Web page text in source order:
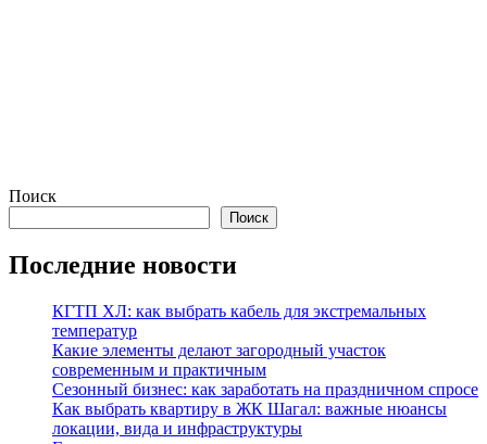
Поиск
Поиск
Последние новости
КГТП ХЛ: как выбрать кабель для экстремальных
температур
Какие элементы делают загородный участок
современным и практичным
Сезонный бизнес: как заработать на праздничном спросе
Как выбрать квартиру в ЖК Шагал: важные нюансы
локации, вида и инфраструктуры